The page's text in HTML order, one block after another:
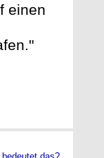
einen